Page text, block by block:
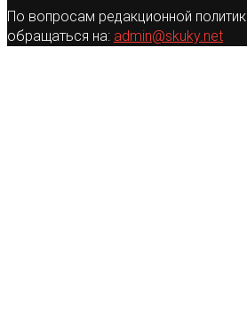
По вопросам редакционной
обращаться на: admin@skuky.net